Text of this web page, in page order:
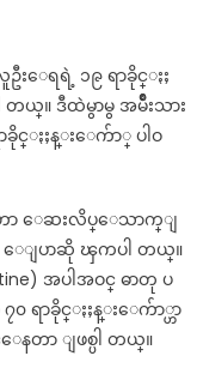
ဦးေရရဲ့ ၁၉ ရာခိုင္ႏႈ
ယ္။ ဒီထဲမွာမွ အမ်ိဳးသား
ခိုင္ႏႈန္းေက်ာ္ ပါဝ
းဟာ ေဆးလိပ္ေသာက္ျ
ေျပာဆို ၾကပါ တယ္။
အပါအဝင္ ဓာတု ပ
၀ ရာခိုင္ႏႈန္းေက်ာ္ဟာ
နတာ ျဖစ္ပါ တယ္။